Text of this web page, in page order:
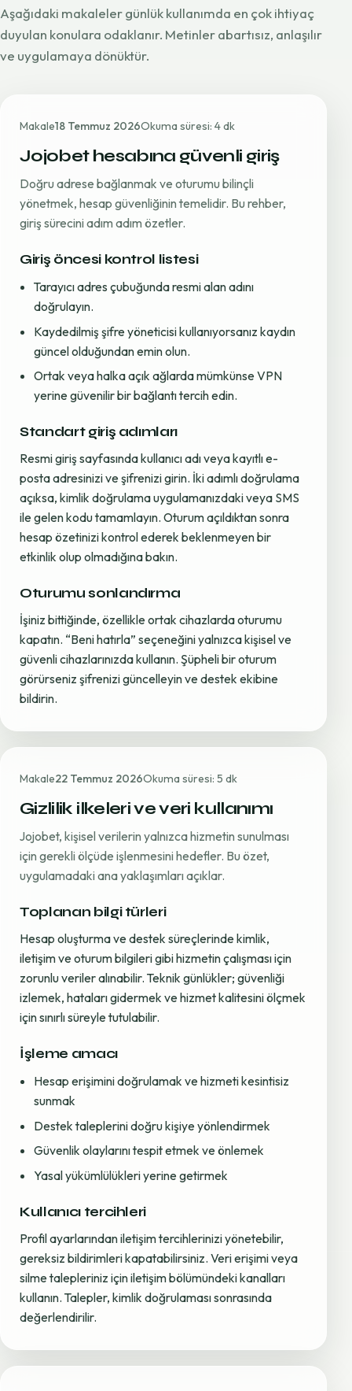
Aşağıdaki makaleler günlük kullanımda en çok ihtiyaç
duyulan konulara odaklanır. Metinler abartısız, anlaşılır
ve uygulamaya dönüktür.
Makale18 Temmuz 2026Okuma süresi: 4 dk
Jojobet hesabına güvenli giriş
Doğru adrese bağlanmak ve oturumu bilinçli
yönetmek, hesap güvenliğinin temelidir. Bu rehber,
giriş sürecini adım adım özetler.
Giriş öncesi kontrol listesi
Tarayıcı adres çubuğunda resmi alan adını
doğrulayın.
Kaydedilmiş şifre yöneticisi kullanıyorsanız kaydın
güncel olduğundan emin olun.
Ortak veya halka açık ağlarda mümkünse VPN
yerine güvenilir bir bağlantı tercih edin.
Standart giriş adımları
Resmi giriş sayfasında kullanıcı adı veya kayıtlı e-
posta adresinizi ve şifrenizi girin. İki adımlı doğrulama
açıksa, kimlik doğrulama uygulamanızdaki veya SMS
ile gelen kodu tamamlayın. Oturum açıldıktan sonra
hesap özetinizi kontrol ederek beklenmeyen bir
etkinlik olup olmadığına bakın.
Oturumu sonlandırma
İşiniz bittiğinde, özellikle ortak cihazlarda oturumu
kapatın. “Beni hatırla” seçeneğini yalnızca kişisel ve
güvenli cihazlarınızda kullanın. Şüpheli bir oturum
görürseniz şifrenizi güncelleyin ve destek ekibine
bildirin.
Makale22 Temmuz 2026Okuma süresi: 5 dk
Gizlilik ilkeleri ve veri kullanımı
Jojobet, kişisel verilerin yalnızca hizmetin sunulması
için gerekli ölçüde işlenmesini hedefler. Bu özet,
uygulamadaki ana yaklaşımları açıklar.
Toplanan bilgi türleri
Hesap oluşturma ve destek süreçlerinde kimlik,
iletişim ve oturum bilgileri gibi hizmetin çalışması için
zorunlu veriler alınabilir. Teknik günlükler; güvenliği
izlemek, hataları gidermek ve hizmet kalitesini ölçmek
için sınırlı süreyle tutulabilir.
İşleme amacı
Hesap erişimini doğrulamak ve hizmeti kesintisiz
sunmak
Destek taleplerini doğru kişiye yönlendirmek
Güvenlik olaylarını tespit etmek ve önlemek
Yasal yükümlülükleri yerine getirmek
Kullanıcı tercihleri
Profil ayarlarından iletişim tercihlerinizi yönetebilir,
gereksiz bildirimleri kapatabilirsiniz. Veri erişimi veya
silme talepleriniz için iletişim bölümündeki kanalları
kullanın. Talepler, kimlik doğrulaması sonrasında
değerlendirilir.